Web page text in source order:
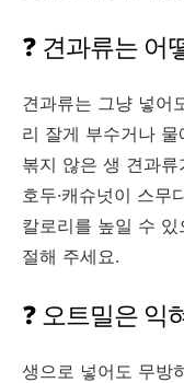
❓ 견과류는 어
견과류는 그냥 넣어
리 잘게 부수거나
볶지 않은 생 견과류
호두·캐슈넛이 스
칼로리를 높일 수
절해 주세요.
❓ 오트밀은 익
생으로 넣어도 무방